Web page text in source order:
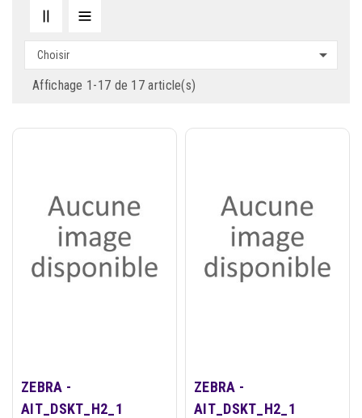
Choisir 
Affichage 1-17 de 17 article(s)
ZEBRA -
AIT_DSKT_H2_1
ZEBRA -
AIT_DSKT_H2_1